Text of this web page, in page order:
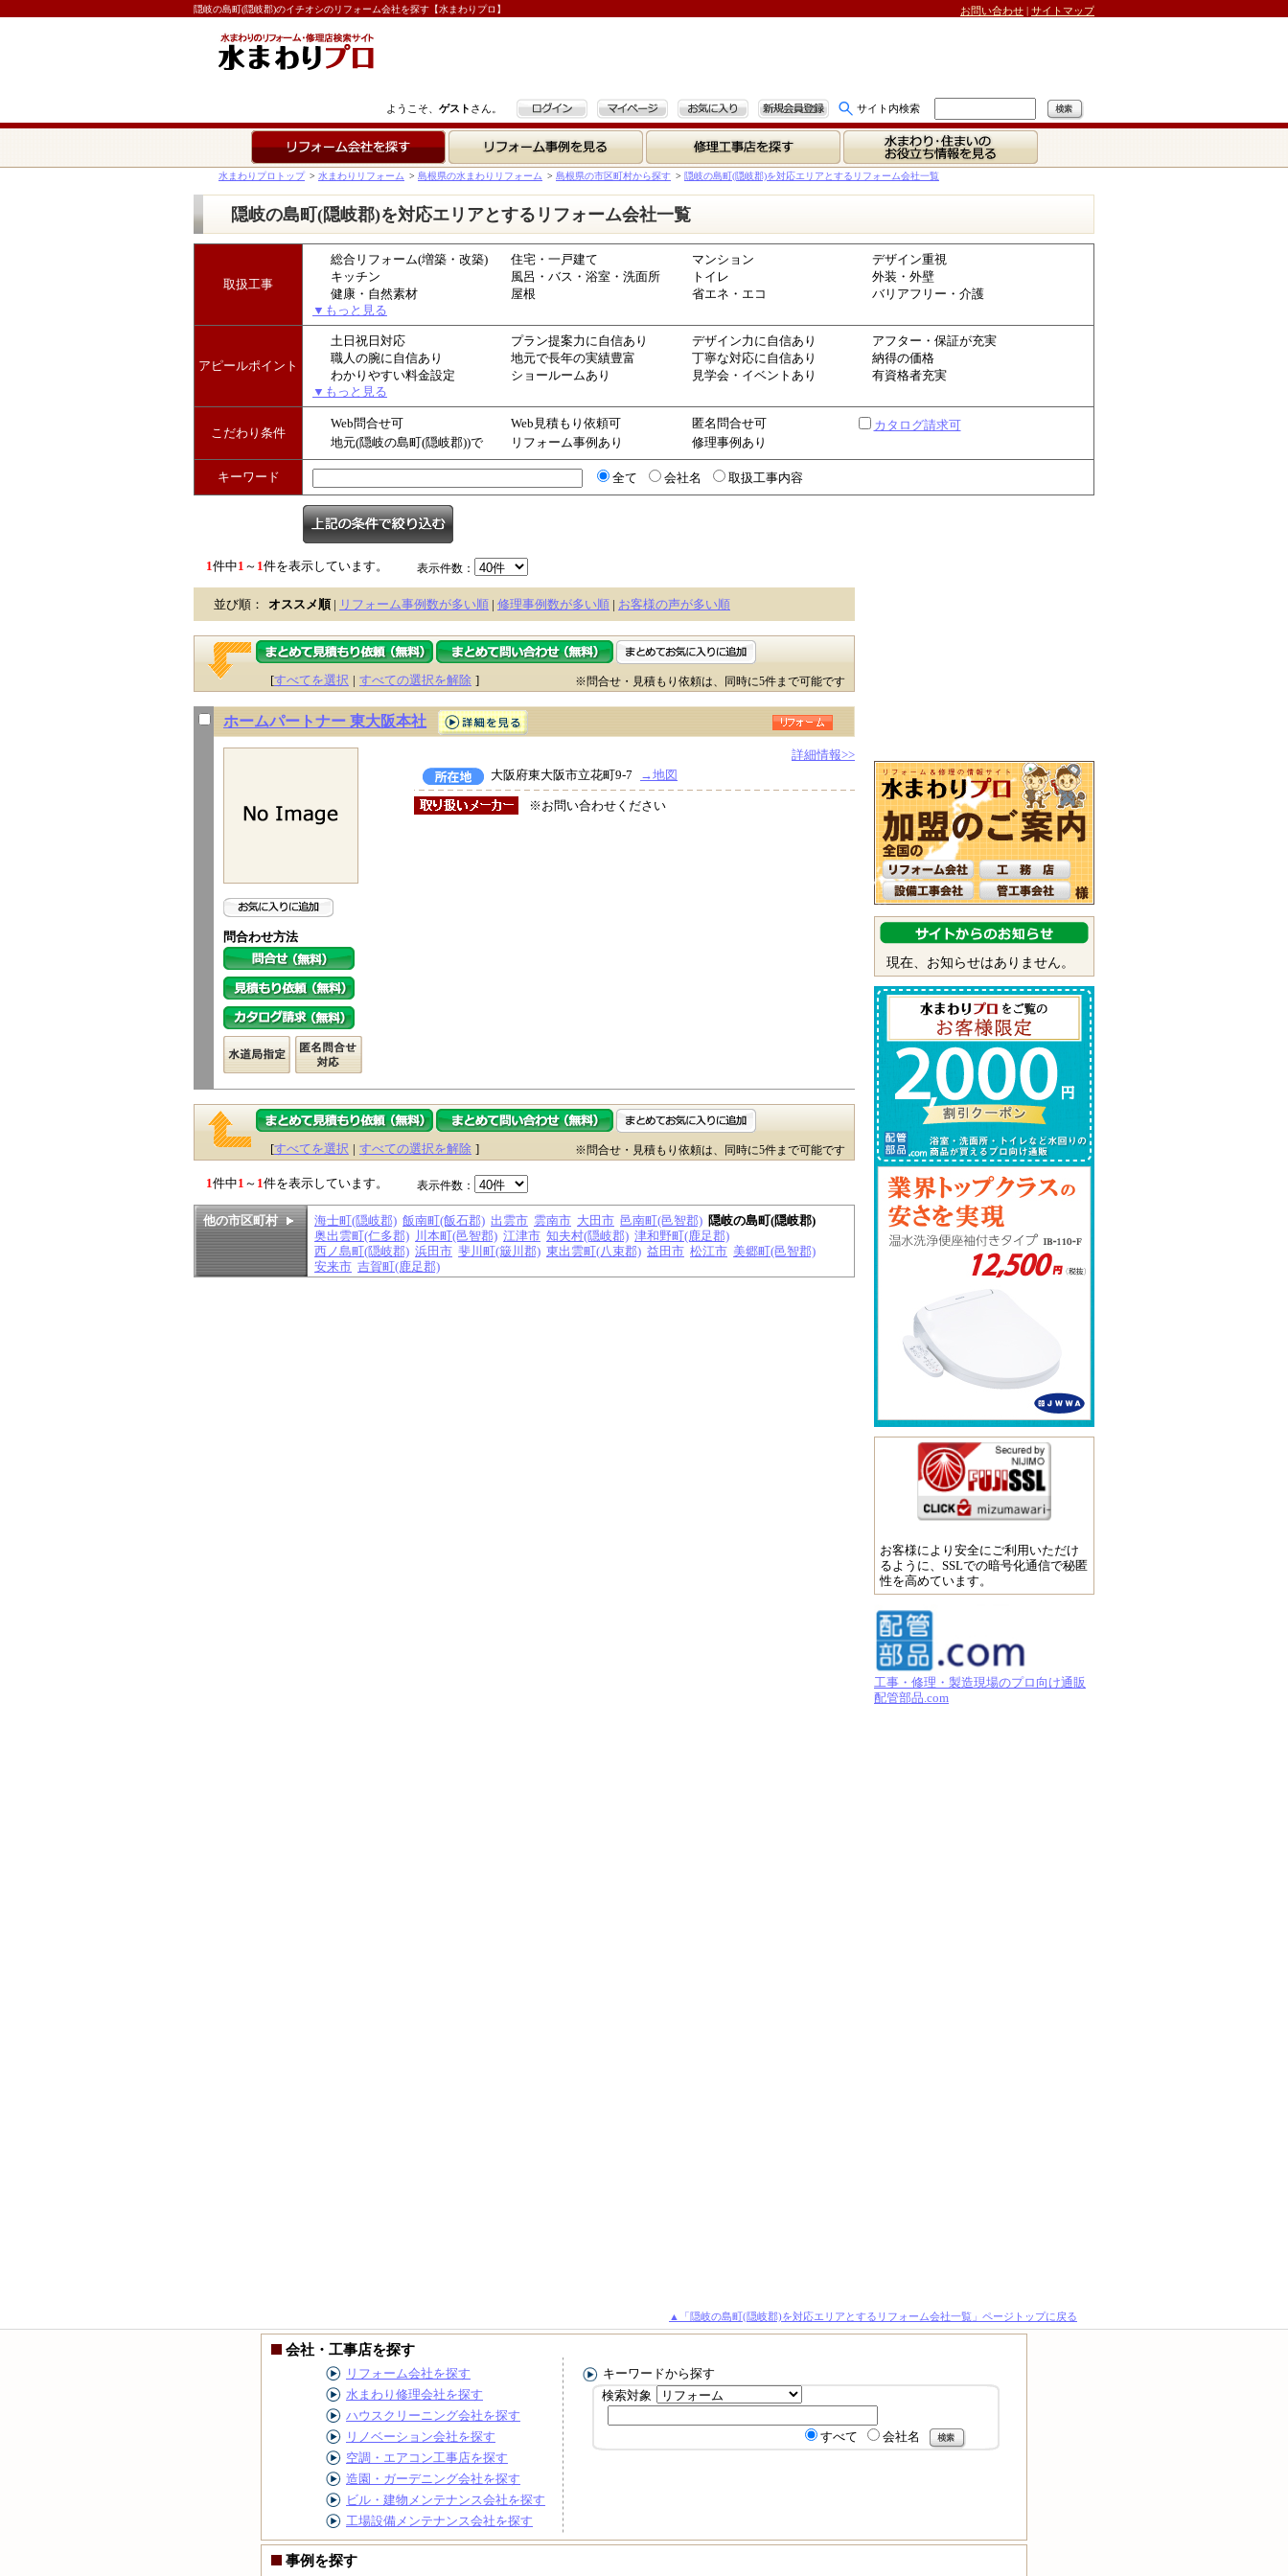
隠岐の島町(隠岐郡)のイチオシのリフォーム会社を探す【水まわりプロ】 お問い合わせ | サイトマップ
ようこそ、 ゲスト さん。 ログイン マイページ お気に入り 新規会員登録 サイト内検索
リフォーム事例を見る 修理工事店を探す
水まわり・住まいの
お役立ち情報を見る
水まわりプロトップ > 水まわりリフォーム > 島根県の水まわりリフォーム > 島根県の市区町村から探す > 隠岐の島町(隠岐郡)を対応エリアとするリフォーム会社一覧
隠岐の島町(隠岐郡)を対応エリアとするリフォーム会社一覧
取扱工事
総合リフォーム(増築・改築) 住宅・一戸建て マンション
デザイン重視
キッチン
風呂・バス・浴室・洗面所 トイレ
外装・外壁
健康・自然素材
屋根 省エネ・エコ
バリアフリー・介護
▼もっと見る
アピールポイント
土日祝日対応 プラン提案力に自信あり デザイン力に自信あり
アフター・保証が充実
職人の腕に自信あり
地元で長年の実績豊富 丁寧な対応に自信あり
納得の価格
わかりやすい料金設定
ショールームあり 見学会・イベントあり
有資格者充実
▼もっと見る
こだわり条件
Web問合せ可 Web見積もり依頼可 匿名問合せ可
カタログ請求可
地元(隠岐の島町(隠岐郡))で
営業
リフォーム事例あり 修理事例あり
キーワード 全て 会社名 取扱工事内容
1件中1 ～ 1件を表示しています。 表示件数：
並び順： オススメ順 | リフォーム事例数が多い順 | 修理事例数が多い順 | お客様の声が多い順
[すべてを選択 | すべての選択を解除 ] ※問合せ・見積もり依頼は、同時に5件まで可能です
ホームパートナー 東大阪本社
問合わせ方法
詳細情報>>
大阪府東大阪市立花町9-7
→地図
※お問い合わせください
[すべてを選択 | すべての選択を解除 ] ※問合せ・見積もり依頼は、同時に5件まで可能です
1件中1 ～ 1件を表示しています。 表示件数：
他の市区町村 海士町(隠岐郡) 飯南町(飯石郡) 出雲市 雲南市 大田市 邑南町(邑智郡) 隠岐の島町(隠岐郡)
奥出雲町(仁多郡) 川本町(邑智郡) 江津市 知夫村(隠岐郡) 津和野町(鹿足郡)
西ノ島町(隠岐郡) 浜田市 斐川町(簸川郡) 東出雲町(八束郡) 益田市 松江市 美郷町(邑智郡)
安来市 吉賀町(鹿足郡)
現在、お知らせはありません。
お客様により安全にご利用いただけ
るように、SSLでの暗号化通信で秘匿
性を高めています。
工事・修理・製造現場のプロ向け通販
配管部品.com
▲「隠岐の島町(隠岐郡)を対応エリアとするリフォーム会社一覧」ページトップに戻る
会社・工事店を探す
リフォーム会社を探す
水まわり修理会社を探す
ハウスクリーニング会社を探す
リノベーション会社を探す
空調・エアコン工事店を探す
造園・ガーデニング会社を探す
ビル・建物メンテナンス会社を探す
工場設備メンテナンス会社を探す
キーワードから探す
検索対象
すべて 会社名
事例を探す